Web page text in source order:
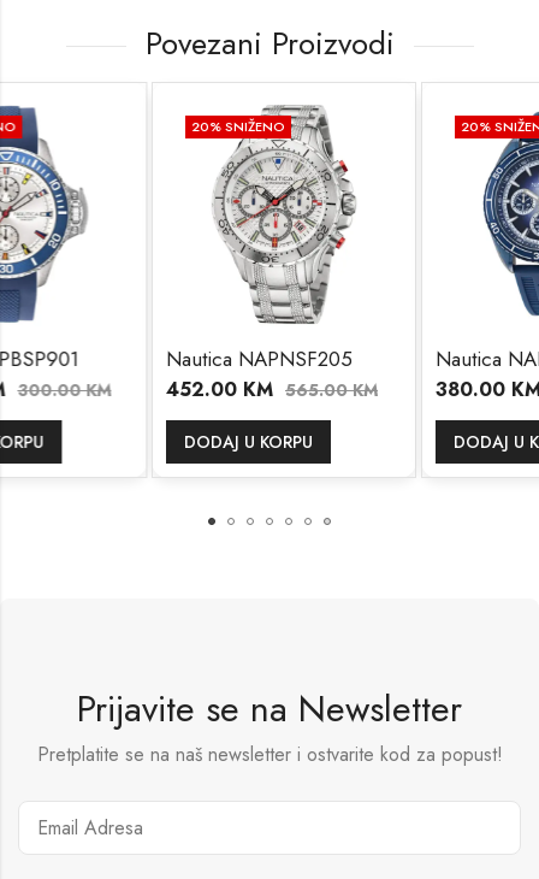
Povezani Proizvodi
Nautica NAPNSF205
452.00 KM 565.00KM
DODAJ U KORPU
Nautica NAPKBF304
380.00 KM 475.00KM
DODAJ U KORPU
Prijavite se na Newsletter
Pretplatite se na naš newsletter i ostvarite kod za popust!